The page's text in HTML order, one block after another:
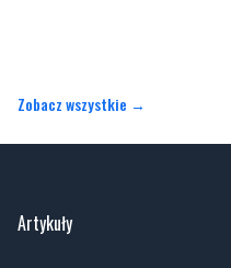
Zobacz wszystkie →
Artykuły